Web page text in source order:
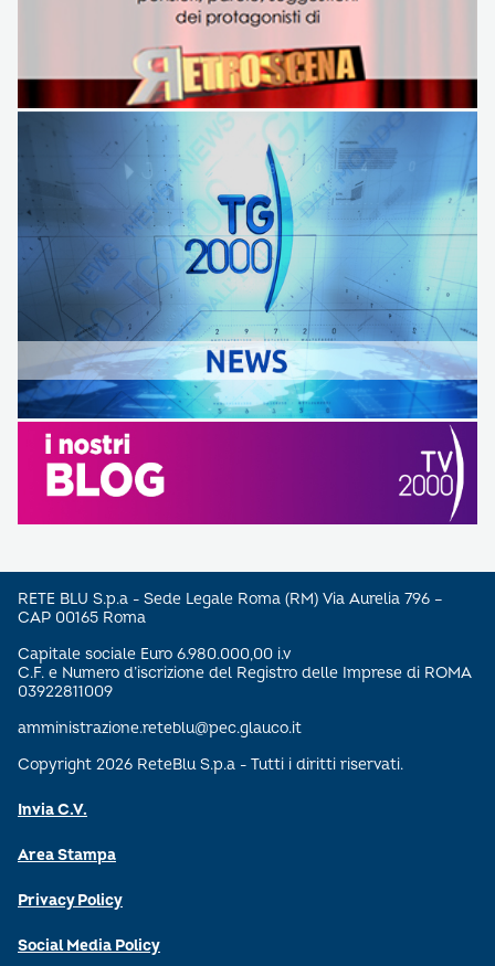
RETE BLU S.p.a - Sede Legale Roma (RM) Via Aurelia 796 –
CAP 00165 Roma
Capitale sociale Euro 6.980.000,00 i.v
C.F. e Numero d’iscrizione del Registro delle Imprese di ROMA
03922811009
amministrazione.reteblu@pec.glauco.it
Copyright 2026 ReteBlu S.p.a - Tutti i diritti riservati.
Invia C.V.
Area Stampa
Privacy Policy
Social Media Policy